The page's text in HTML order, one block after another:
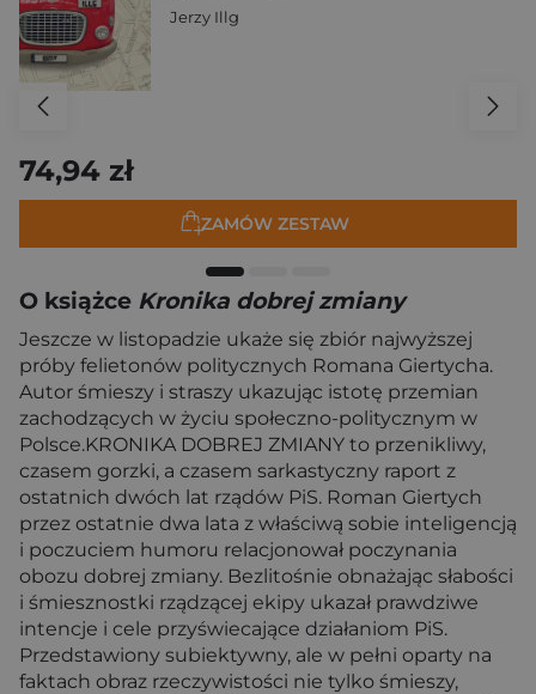
Jerzy Illg
74,94 zł
ZAMÓW ZESTAW
O książce Kronika dobrej zmiany
Jeszcze w listopadzie ukaże się zbiór najwyższej
próby felietonów politycznych Romana Giertycha.
Autor śmieszy i straszy ukazując istotę przemian
zachodzących w życiu społeczno-politycznym w
Polsce.KRONIKA DOBREJ ZMIANY to przenikliwy,
czasem gorzki, a czasem sarkastyczny raport z
ostatnich dwóch lat rządów PiS. Roman Giertych
przez ostatnie dwa lata z właściwą sobie inteligencją
i poczuciem humoru relacjonował poczynania
obozu dobrej zmiany. Bezlitośnie obnażając słabości
i śmiesznostki rządzącej ekipy ukazał prawdziwe
intencje i cele przyświecające działaniom PiS.
Przedstawiony subiektywny, ale w pełni oparty na
faktach obraz rzeczywistości nie tylko śmieszy,